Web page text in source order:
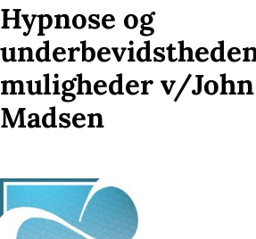
Hypnose og
muligheder v/
Madsen